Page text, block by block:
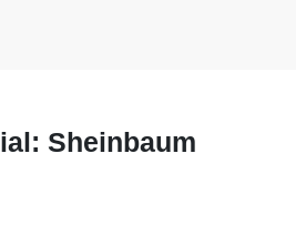
Sheinbaum